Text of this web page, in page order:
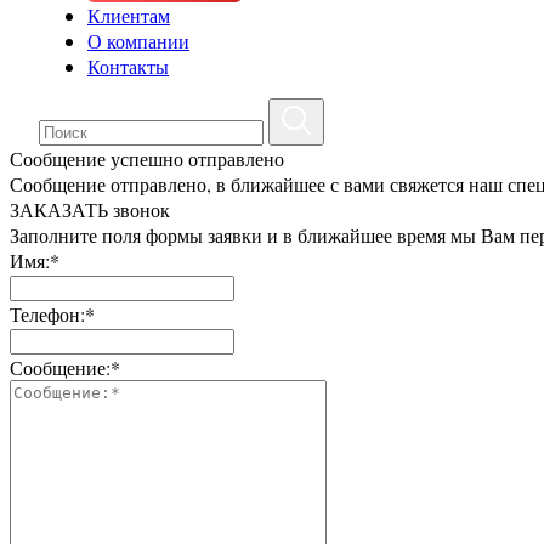
Клиентам
О компании
Контакты
Сообщение успешно отправлено
Сообщение отправлено, в ближайшее с вами свяжется наш
ЗАКАЗАТЬ звонок
Заполните поля формы заявки и в ближайшее время мы Вам
Имя:*
Телефон:*
Сообщение:*